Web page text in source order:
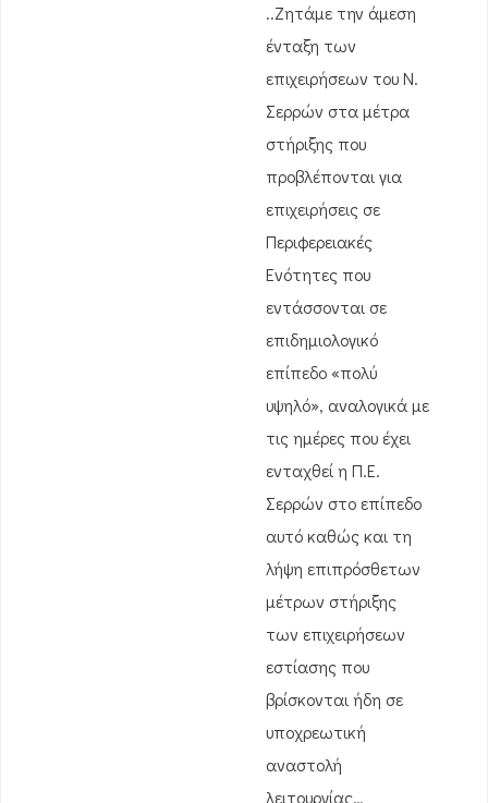
..Ζητάμε την άμεση
ένταξη των
επιχειρήσεων του Ν.
Σερρών στα μέτρα
στήριξης που
προβλέπονται για
επιχειρήσεις σε
Περιφερειακές
Ενότητες που
εντάσσονται σε
επιδημιολογικό
επίπεδο «πολύ
υψηλό», αναλογικά με
τις ημέρες που έχει
ενταχθεί η Π.Ε.
Σερρών στο επίπεδο
αυτό καθώς και τη
λήψη επιπρόσθετων
μέτρων στήριξης
των επιχειρήσεων
εστίασης που
βρίσκονται ήδη σε
υποχρεωτική
αναστολή
λειτουργίας…